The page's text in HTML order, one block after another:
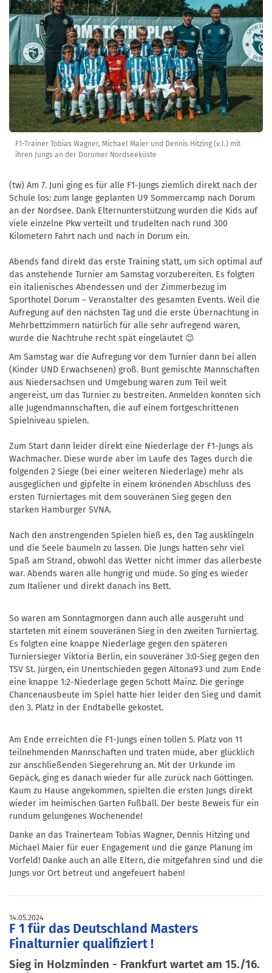
F1-Trainer Tobias Wagner, Michael Maier und Dennis Hitzing (v.l.) mit
ihren Jungs an der Dorumer Nordseeküste
(tw) Am 7. Juni ging es für alle F1-Jungs ziemlich direkt nach der
Schule los: zum lange geplanten U9 Sommercamp nach Dorum
an der Nordsee. Dank Elternunterstützung wurden die Kids auf
viele einzelne Pkw verteilt und trudelten nach rund 300
Kilometern Fahrt nach und nach in Dorum ein.
Abends fand direkt das erste Training statt, um sich optimal auf
das anstehende Turnier am Samstag vorzubereiten. Es folgten
ein italienisches Abendessen und der Zimmerbezug im
Sporthotel Dorum – Veranstalter des gesamten Events. Weil die
Aufregung auf den nächsten Tag und die erste Übernachtung in
Mehrbettzimmern natürlich für alle sehr aufregend waren,
wurde die Nachtruhe recht spät eingeläutet 😊
Am Samstag war die Aufregung vor dem Turnier dann bei allen
(Kinder UND Erwachsenen) groß. Bunt gemischte Mannschaften
aus Niedersachsen und Umgebung waren zum Teil weit
angereist, um das Turnier zu bestreiten. Anmelden konnten sich
alle Jugendmannschaften, die auf einem fortgeschrittenen
Spielniveau spielen.
Zum Start dann leider direkt eine Niederlage der F1-Jungs als
Wachmacher. Diese wurde aber im Laufe des Tages durch die
folgenden 2 Siege (bei einer weiteren Niederlage) mehr als
ausgeglichen und gipfelte in einem krönenden Abschluss des
ersten Turniertages mit dem souveränen Sieg gegen den
starken Hamburger SVNA.
Nach den anstrengenden Spielen hieß es, den Tag ausklingeln
und die Seele baumeln zu lassen. Die Jungs hatten sehr viel
Spaß am Strand, obwohl das Wetter nicht immer das allerbeste
war. Abends waren alle hungrig und müde. So ging es wieder
zum Italiener und direkt danach ins Bett.
So waren am Sonntagmorgen dann auch alle ausgeruht und
starteten mit einem souveränen Sieg in den zweiten Turniertag.
Es folgten eine knappe Niederlage gegen den späteren
Turniersieger Viktoria Berlin, ein souveräner 3:0-Sieg gegen den
TSV St. Jürgen, ein Unentschieden gegen Altona93 und zum Ende
eine knappe 1:2-Niederlage gegen Schott Mainz. Die geringe
Chancenausbeute im Spiel hatte hier leider den Sieg und damit
den 3. Platz in der Endtabelle gekostet.
Am Ende erreichten die F1-Jungs einen tollen 5. Platz von 11
teilnehmenden Mannschaften und traten müde, aber glücklich
zur anschließenden Siegerehrung an. Mit der Urkunde im
Gepäck, ging es danach wieder für alle zurück nach Göttingen.
Kaum zu Hause angekommen, spielten die ersten Jungs direkt
wieder im heimischen Garten Fußball. Der beste Beweis für ein
rundum gelungenes Wochenende!
Danke an das Trainerteam Tobias Wagner, Dennis Hitzing und
Michael Maier für euer Engagement und die ganze Planung im
Vorfeld! Danke auch an alle Eltern, die mitgefahren sind und die
Jungs vor Ort betreut und angefeuert haben!
14.05.2024
F 1 für das Deutschland Masters
Finalturnier qualifiziert !
Sieg in Holzminden - Frankfurt wartet am 15./16.